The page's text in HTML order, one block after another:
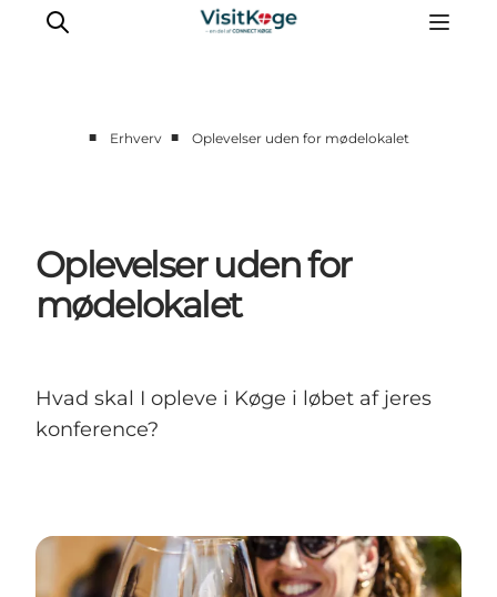
■ Erhverv ■ Oplevelser uden for mødelokalet
Oplevelser uden for
mødelokalet
Hvad skal I opleve i Køge i løbet af jeres
konference?